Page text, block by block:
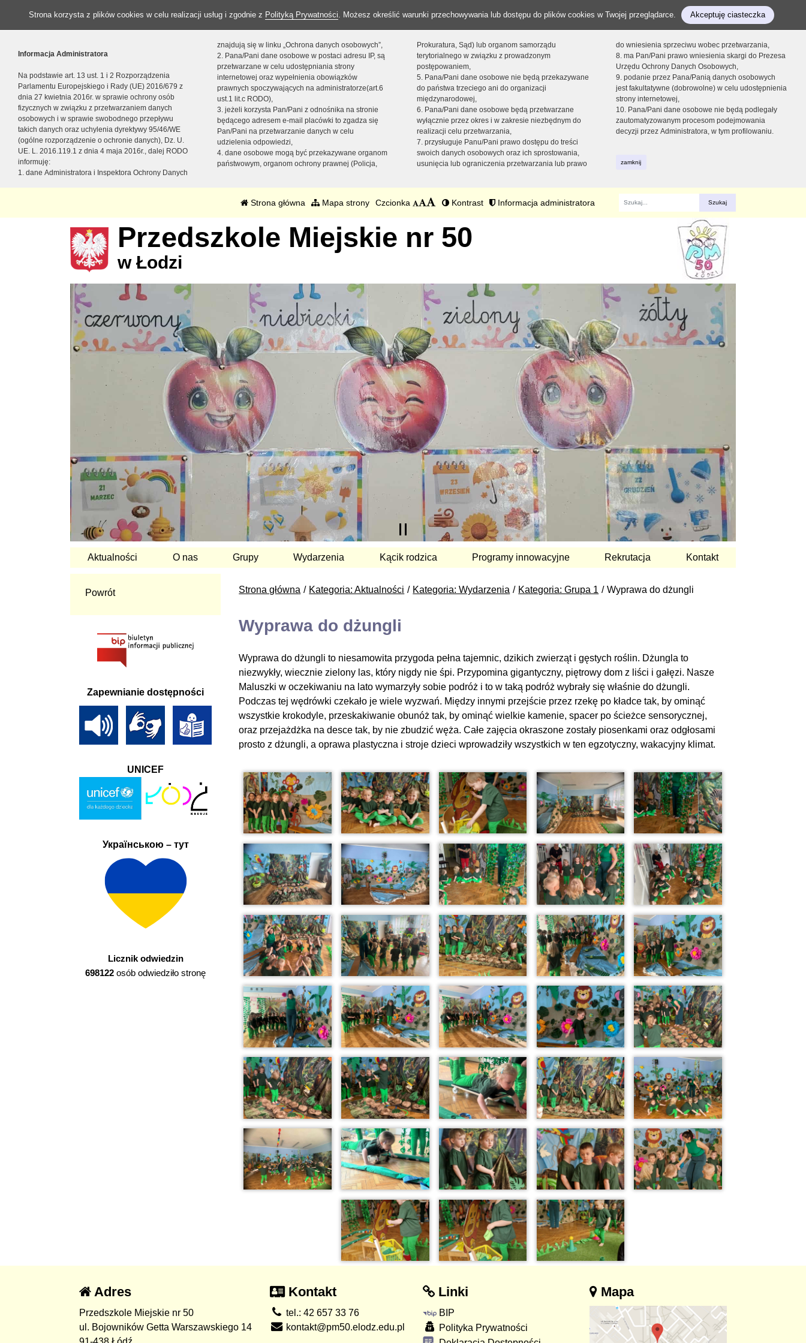
Strona korzysta z plików cookies w celu realizacji usług i zgodnie z Polityką Prywatności. Możesz określić warunki przechowywania lub dostępu do plików cookies w Twojej przeglądarce. Akceptuję ciasteczka
Informacja Administratora
Na podstawie art. 13 ust. 1 i 2 Rozporządzenia
Parlamentu Europejskiego i Rady (UE) 2016/679 z
dnia 27 kwietnia 2016r. w sprawie ochrony osób
fizycznych w związku z przetwarzaniem danych
osobowych i w sprawie swobodnego przepływu
takich danych oraz uchylenia dyrektywy 95/46/WE
(ogólne rozporządzenie o ochronie danych), Dz. U.
UE. L. 2016.119.1 z dnia 4 maja 2016r., dalej RODO
informuję:
1. dane Administratora i Inspektora Ochrony Danych
znajdują się w linku „Ochrona danych osobowych”,
2. Pana/Pani dane osobowe w postaci adresu IP, są
przetwarzane w celu udostępniania strony
internetowej oraz wypełnienia obowiązków
prawnych spoczywających na administratorze(art.6
ust.1 lit.c RODO),
3. jeżeli korzysta Pan/Pani z odnośnika na stronie
będącego adresem e-mail placówki to zgadza się
Pan/Pani na przetwarzanie danych w celu
udzielenia odpowiedzi,
4. dane osobowe mogą być przekazywane organom
państwowym, organom ochrony prawnej (Policja,
Prokuratura, Sąd) lub organom samorządu
terytorialnego w związku z prowadzonym
postępowaniem,
5. Pana/Pani dane osobowe nie będą przekazywane
do państwa trzeciego ani do organizacji
międzynarodowej,
6. Pana/Pani dane osobowe będą przetwarzane
wyłącznie przez okres i w zakresie niezbędnym do
realizacji celu przetwarzania,
7. przysługuje Panu/Pani prawo dostępu do treści
swoich danych osobowych oraz ich sprostowania,
usunięcia lub ograniczenia przetwarzania lub prawo
do wniesienia sprzeciwu wobec przetwarzania,
8. ma Pan/Pani prawo wniesienia skargi do Prezesa
Urzędu Ochrony Danych Osobowych,
9. podanie przez Pana/Panią danych osobowych
jest fakultatywne (dobrowolne) w celu udostępnienia
strony internetowej,
10. Pana/Pani dane osobowe nie będą podlegały
zautomatyzowanym procesom podejmowania
decyzji przez Administratora, w tym profilowaniu.
zamknij
Strona główna Mapa strony Czcionka Kontrast Informacja administratora
Fraza
Przedszkole Miejskie nr 50
w Łodzi
Aktualności O nas Grupy Wydarzenia Kącik rodzica Programy innowacyjne Rekrutacja Kontakt
Strona główna Kategoria: Aktualności Kategoria: Wydarzenia Kategoria: Grupa 1 Wyprawa do dżungli
Wyprawa do dżungli
Wyprawa do dżungli to niesamowita przygoda pełna tajemnic, dzikich zwierząt i gęstych roślin. Dżungla to
niezwykły, wiecznie zielony las, który nigdy nie śpi. Przypomina gigantyczny, piętrowy dom z liści i gałęzi. Nasze
Maluszki w oczekiwaniu na lato wymarzyły sobie podróż i to w taką podróż wybrały się właśnie do dżungli.
Podczas tej wędrówki czekało je wiele wyzwań. Między innymi przejście przez rzekę po kładce tak, by ominąć
wszystkie krokodyle, przeskakiwanie obunóż tak, by ominąć wielkie kamenie, spacer po ścieżce sensorycznej,
oraz przejażdżka na desce tak, by nie zbudzić węża. Całe zajęcia okraszone zostały piosenkami oraz odgłosami
prosto z dżungli, a oprawa plastyczna i stroje dzieci wprowadziły wszystkich w ten egzotyczny, wakacyjny klimat.
Powrót
Zapewnianie dostępności
UNICEF
Українською – тут
Licznik odwiedzin
698122 osób odwiedziło stronę
Adres
Przedszkole Miejskie nr 50
ul. Bojowników Getta Warszawskiego 14
Kontakt
tel.: 42 657 33 76
kontakt@pm50.elodz.edu.pl
Linki
BIP
Polityka Prywatności
Mapa